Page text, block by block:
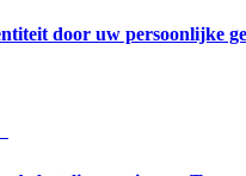
door uw persoonlijke